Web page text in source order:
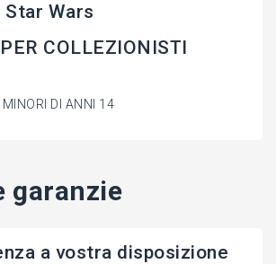
Star Wars
COLLEZIONISTI
DI ANNI 14
garanzie
a vostra disposizione